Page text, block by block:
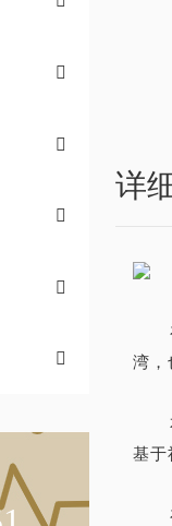





详
湾，
基于